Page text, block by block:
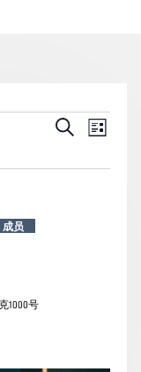
活
搜
搜
事
视
列
成员
1000号